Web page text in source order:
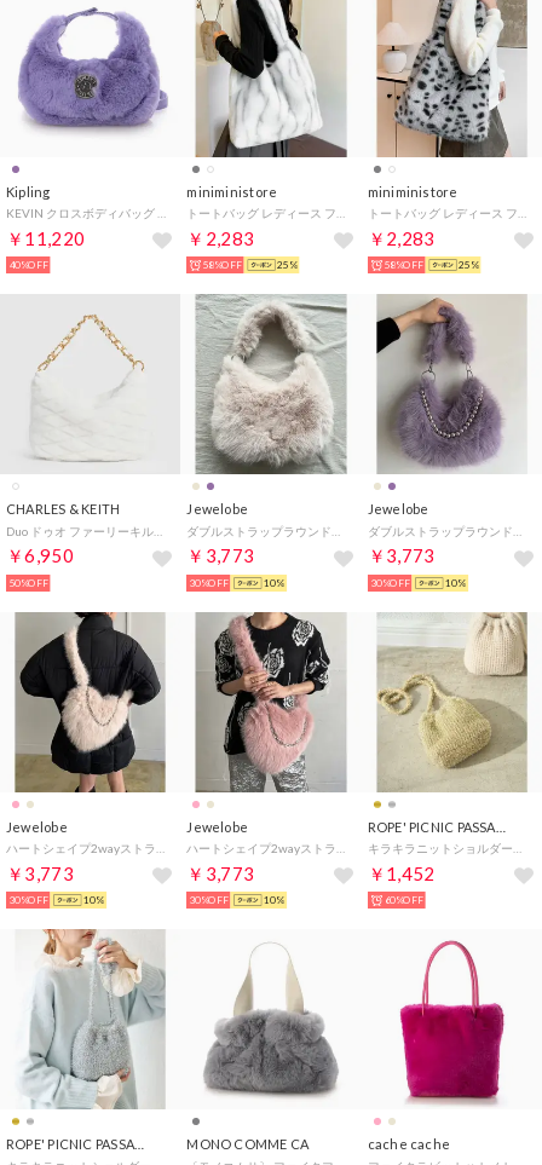
Kipling
￥11,220
40%OFF
miniministore
￥2,283
58%OFF 25%
miniministore
￥2,283
58%OFF 25%
CHARLES & KEITH
￥6,950
50%OFF
Jewelobe
￥3,773
30%OFF 10%
Jewelobe
￥3,773
30%OFF 10%
Jewelobe
￥3,773
30%OFF 10%
Jewelobe
￥3,773
30%OFF 10%
￥1,452
60%OFF
ROPE' PICNIC PASSAGE MONO COMME CA cache cache